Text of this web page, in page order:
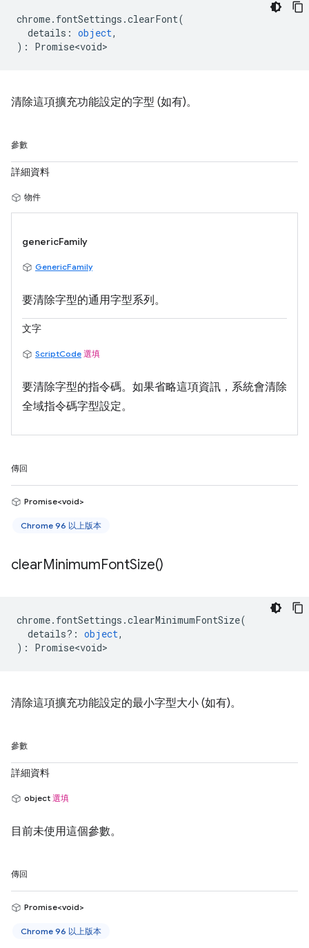
chrome. fontSettings .clearFont(
details : object,
) : Promise<void>
清除這項擴充功能設定的字型 (如有)。
參數
詳細資料
物件
genericFamily
GenericFamily
要清除字型的通用字型系列。
文字
ScriptCode 選填
要清除字型的指令碼。如果省略這項資訊，系統會清除
全域指令碼字型設定。
傳回
Promise<void>
Chrome 96 以上版本
clearMinimumFontSize()
chrome. fontSettings .clearMinimumFontSize(
details? : object,
) : Promise<void>
清除這項擴充功能設定的最小字型大小 (如有)。
參數
詳細資料
object 選填
目前未使用這個參數。
傳回
Promise<void>
Chrome 96 以上版本